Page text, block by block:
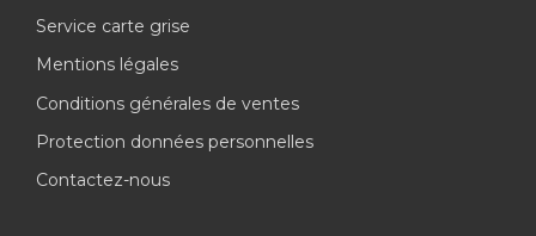
Service carte grise
Mentions légales
Conditions générales de ventes
Protection données personnelles
Contactez-nous